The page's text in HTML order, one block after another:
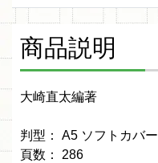
商品説明
大崎直太編著
判型： A5 ソフトカバー
頁数： 286